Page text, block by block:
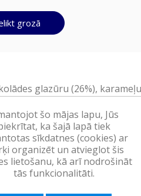
grozā
glazūru (26%),
mitrinātājs (glicerīns),
pulveris,
(SOJAS lecitīns, lecitīns),
(sukraloze). Var uzglabāt
šo mājas lapu, Jūs
ka šajā lapā tiek
sīkdatnes (cookies) ar
organizēt un atvieglot šis
lietošanu, kā arī nodrošināt
tās funkcionalitāti.